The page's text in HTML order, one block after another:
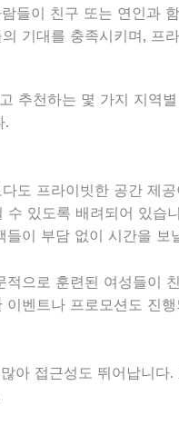
들이 친구 또는 연인과
기대를 충족시키며, 프
추천하는 몇 가지 지역
.
도 프라이빗한 공간 제
있도록 배려되어 있습
이 부담 없이 시간을 보
으로 훈련된 여성들이
벤트나 프로모션도 진
아 접근성도 뛰어납니다